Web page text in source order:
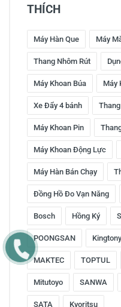
THÍCH
Máy Hàn Que Máy
Thang Nhôm Rút
Máy Khoan Búa Máy
Xe Đẩy 4 bánh
Máy Khoan Pin
Máy Khoan Động Lực
Máy Hàn Bán Chạy
Đồng Hồ Đo Vạn Năng
Bosch Hồng Ký
POONGSAN Kingtony
MAKTEC TOPTUL
Mitutoyo SANWA
SATA Kyoritsu